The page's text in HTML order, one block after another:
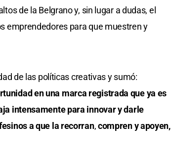
de la Belgrano y, sin lugar a dudas, el
emprendedores para que muestren y
de las políticas creativas y sumó:
en una marca registrada que ya es
intensamente para innovar y darle
a que la recorran,compren y apoyen,